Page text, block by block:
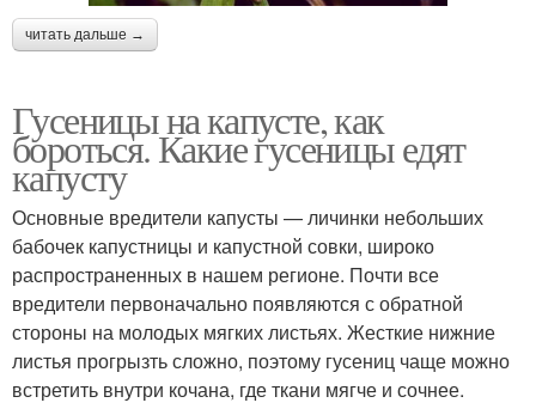
читать дальше →
Гусеницы на капусте, как
бороться. Какие гусеницы едят
капусту
Основные вредители капусты — личинки небольших
бабочек капустницы и капустной совки, широко
распространенных в нашем регионе. Почти все
вредители первоначально появляются с обратной
стороны на молодых мягких листьях. Жесткие нижние
листья прогрызть сложно, поэтому гусениц чаще можно
встретить внутри кочана, где ткани мягче и сочнее.